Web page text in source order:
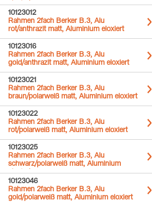
eloxiert
10123012
Rahmen 2fach Berker B.3, Alu
rot/anthrazit matt, Aluminium eloxiert
10123016
Rahmen 2fach Berker B.3, Alu
gold/anthrazit matt, Aluminium eloxiert
10123021
Rahmen 2fach Berker B.3, Alu
braun/polarweiß matt, Aluminium eloxiert
10123022
Rahmen 2fach Berker B.3, Alu
rot/polarweiß matt, Aluminium eloxiert
10123025
Rahmen 2fach Berker B.3, Alu
schwarz/polarweiß matt, Aluminium
eloxiert
10123046
Rahmen 2fach Berker B.3, Alu
gold/polarweiß matt, Aluminium eloxiert